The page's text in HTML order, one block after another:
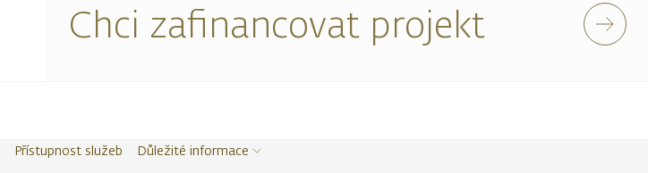
Chci zafinancovat projekt
Přístupnost služeb Důležité informace